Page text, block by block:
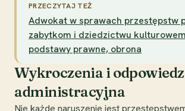
PRZECZYTAJ TEŻ
Adwokat w sprawach przestępstw
zabytkom i dziedzictwu
podstawy prawne, obrona
Wykroczenia i
administracyjna
Nie każde naruszenie jest